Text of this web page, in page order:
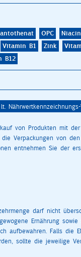
OPC Niacin
Vitamin B1 Zink
B12
Carotinoide
Nährwertkennzeichnungs-
von Produkten mit
Verpackungen von
entnehmen Sie der
darf nicht
Ernährung
aufbewahren. Falls die
sollte die jeweilige